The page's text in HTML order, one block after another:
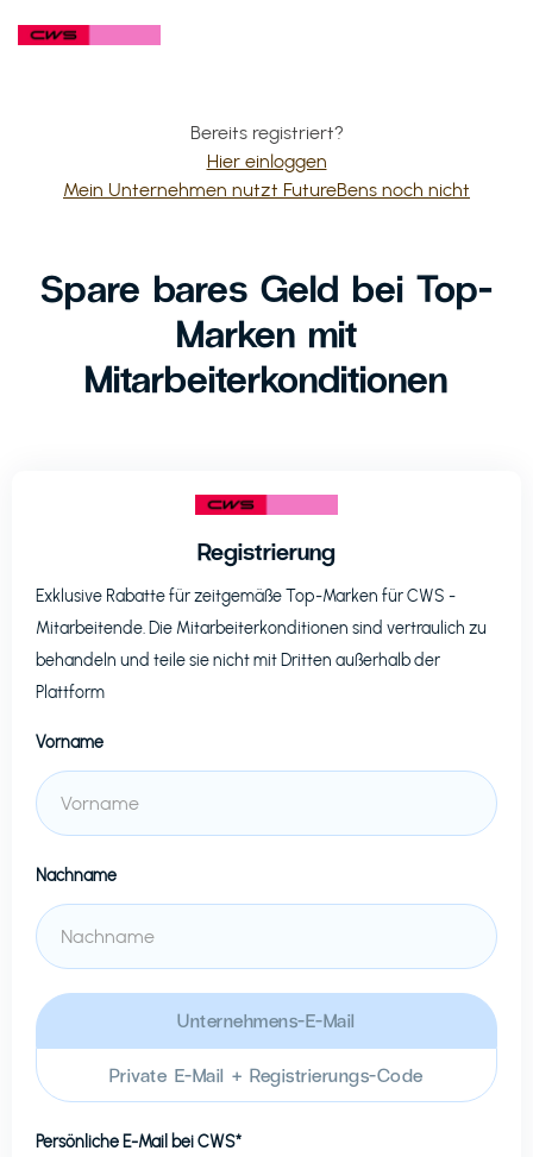
Bereits registriert?
Hier einloggen
Mein Unternehmen nutzt FutureBens noch nicht
Spare bares Geld bei Top-
Marken mit
Mitarbeiterkonditionen
Registrierung
Exklusive Rabatte für zeitgemäße Top-Marken fürCWS -
Mitarbeitende. Die Mitarbeiterkonditionen sind vertraulich zu
behandeln und teile sie nicht mit Dritten außerhalb der
Plattform
Vorname
Nachname
Unternehmens-E-Mail
Private E-Mail + Registrierungs-Code
Persönliche E-Mail beiCWS*